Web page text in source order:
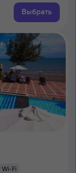
Выбрать
Wi-Fi